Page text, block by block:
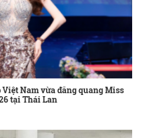
Nam vừa đăng quang Miss
tại Thái Lan